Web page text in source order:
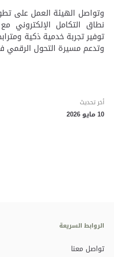
وتواصل الهيئة العمل على
نطاق التكامل الإلكتروني
توفير تجربة خدمية ذكية
وتدعم مسيرة التحول الرقمي
أخر تحديث
10 مايو 2026
الروابط السريعة
تواصل معنا